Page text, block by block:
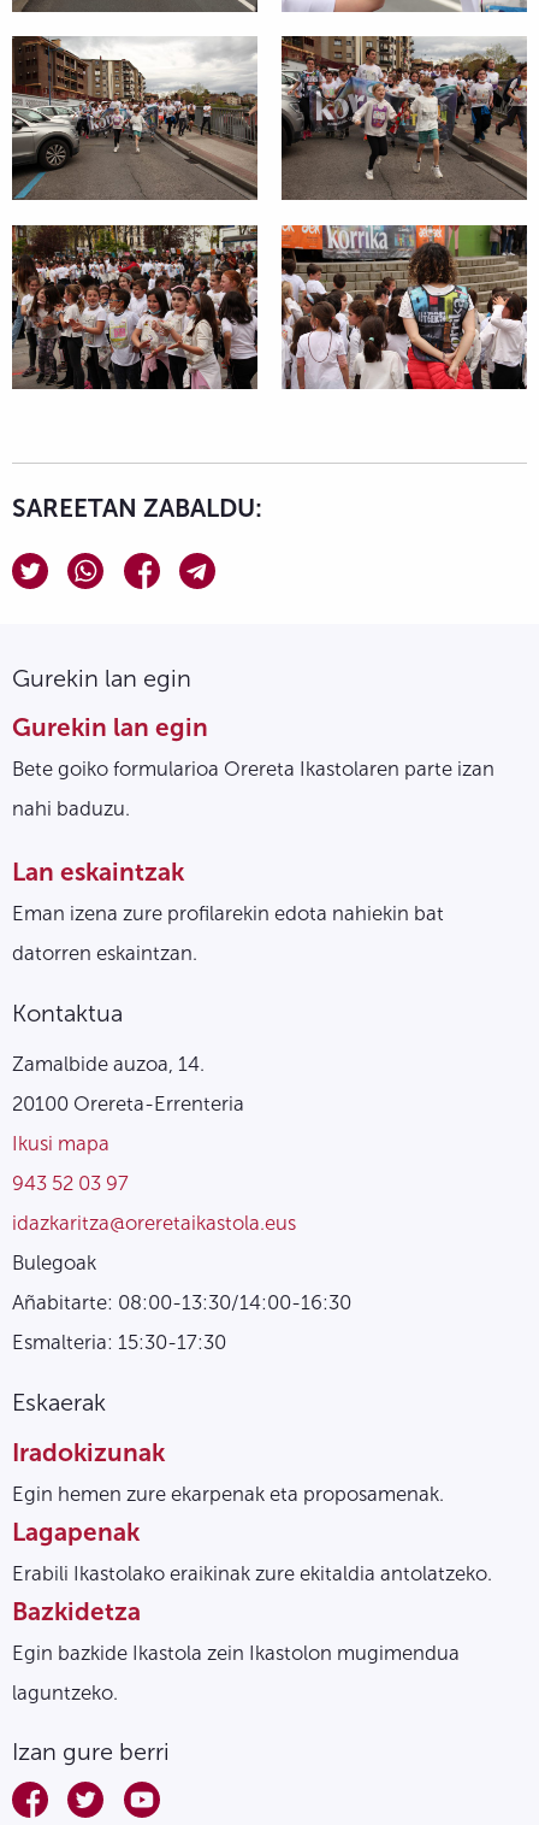
SAREETAN ZABALDU:
Gurekin lan egin
Gurekin lan egin
Bete goiko formularioa Orereta Ikastolaren parte izan
nahi baduzu.
Lan eskaintzak
Eman izena zure profilarekin edota nahiekin bat
datorren eskaintzan.
Kontaktua
Zamalbide auzoa, 14.
20100 Orereta-Errenteria
Ikusi mapa
943 52 03 97
idazkaritza@oreretaikastola.eus
Bulegoak
Añabitarte: 08:00-13:30/14:00-16:30
Esmalteria: 15:30-17:30
Eskaerak
Iradokizunak
Egin hemen zure ekarpenak eta proposamenak.
Lagapenak
Erabili Ikastolako eraikinak zure ekitaldia antolatzeko.
Bazkidetza
Egin bazkide Ikastola zein Ikastolon mugimendua
laguntzeko.
Izan gure berri